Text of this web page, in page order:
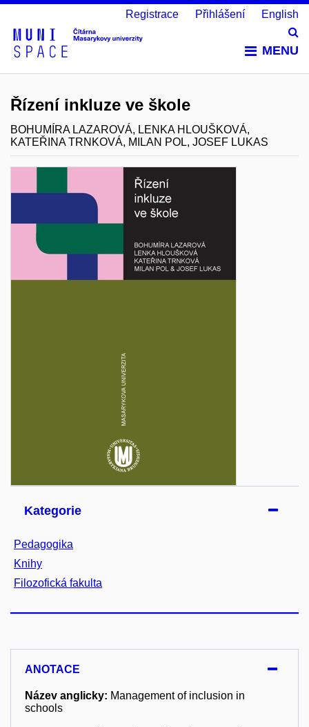
MENU
Registrace Přihlášení English
Řízení inkluze ve škole
BOHUMÍRA LAZAROVÁ, LENKA HLOUŠKOVÁ,
KATEŘINA TRNKOVÁ, MILAN POL, JOSEF LUKAS
Kategorie
Pedagogika
Knihy
Filozofická fakulta
ANOTACE
Název anglicky: Management of inclusion in
schools